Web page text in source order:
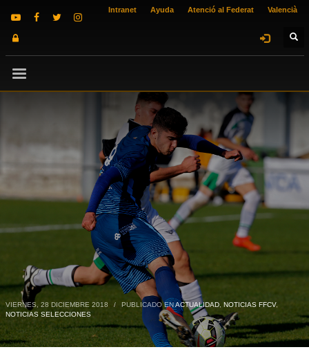
Intranet Ayuda Atenció al Federat Valencià
VIERNES, 28 DICIEMBRE 2018 / PUBLICADO ENACTUALIDAD, NOTICIAS FFCV,
NOTICIAS SELECCIONES